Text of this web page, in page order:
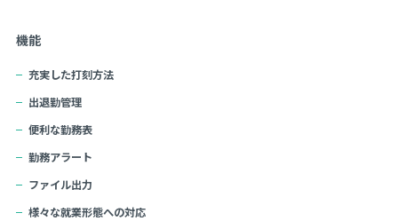
機能
充実した打刻方法
出退勤管理
便利な勤務表
勤務アラート
ファイル出力
様々な就業形態への対応